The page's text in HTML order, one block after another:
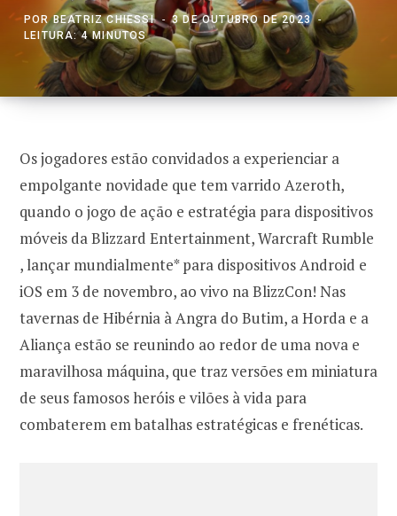
PORBEATRIZ CHIESSI
3 DE OUTUBRO DE 2023
LEITURA: 4 MINUTOS
Os jogadores estão convidados a experienciar a
empolgante novidade que tem varrido Azeroth,
quando o jogo de ação e estratégia para dispositivos
móveis da Blizzard Entertainment, Warcraft Rumble
, lançar mundialmente* para dispositivos Android e
iOS em 3 de novembro, ao vivo na BlizzCon! Nas
tavernas de Hibérnia à Angra do Butim, a Horda e a
Aliança estão se reunindo ao redor de uma nova e
maravilhosa máquina, que traz versões em miniatura
de seus famosos heróis e vilões à vida para
combaterem em batalhas estratégicas e frenéticas.